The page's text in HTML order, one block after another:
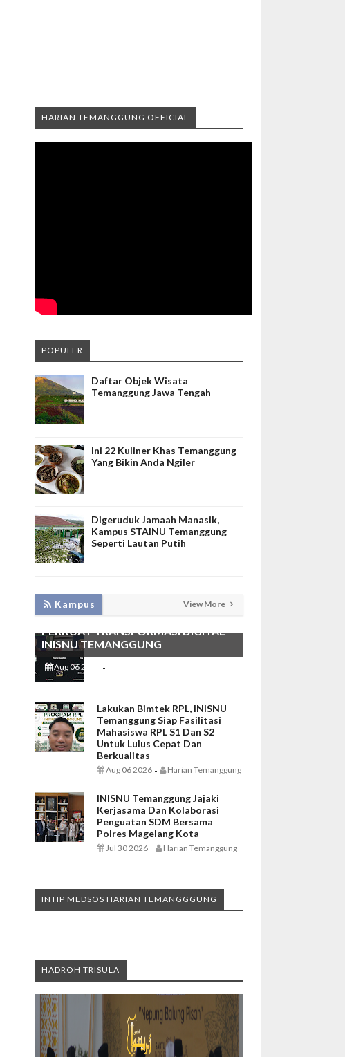
HARIAN TEMANGGUNG OFFICIAL
POPULER
Daftar Objek Wisata
Temanggung Jawa Tengah
Ini 22 Kuliner Khas Temanggung
Yang Bikin Anda Ngiler
Digeruduk Jamaah Manasik,
Kampus STAINU Temanggung
Seperti Lautan Putih
Kampus View More
KEMBANGKAN SIM LAYANAN,
HADIRKAN TIM SEVIMA UNTUK
PERKUAT TRANSFORMASI DIGITAL
INISNU TEMANGGUNG
Aug 06 2026 -
Lakukan Bimtek RPL, INISNU
Temanggung Siap Fasilitasi
Mahasiswa RPL S1 Dan S2
Untuk Lulus Cepat Dan
Berkualitas
Aug 06 2026 - Harian Temanggung
INISNU Temanggung Jajaki
Kerjasama Dan Kolaborasi
Penguatan SDM Bersama
Polres Magelang Kota
Jul 30 2026 - Harian Temanggung
INTIP MEDSOS HARIAN TEMANGGGUNG
HADROH TRISULA